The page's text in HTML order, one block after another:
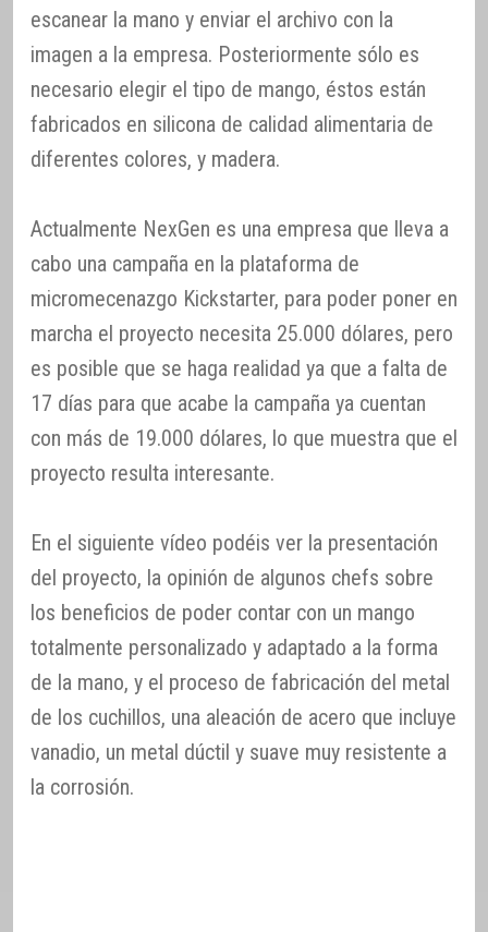
escanear la mano y enviar el archivo con la
imagen a la empresa. Posteriormente sólo es
necesario elegir el tipo de mango, éstos están
fabricados en silicona de calidad alimentaria de
diferentes colores, y madera.
Actualmente NexGen es una empresa que lleva a
cabo una campaña en la plataforma de
micromecenazgo Kickstarter, para poder poner en
marcha el proyecto necesita 25.000 dólares, pero
es posible que se haga realidad ya que a falta de
17 días para que acabe la campaña ya cuentan
con más de 19.000 dólares, lo que muestra que el
proyecto resulta interesante.
En el siguiente vídeo podéis ver la presentación
del proyecto, la opinión de algunos chefs sobre
los beneficios de poder contar con un mango
totalmente personalizado y adaptado a la forma
de la mano, y el proceso de fabricación del metal
de los cuchillos, una aleación de acero que incluye
vanadio, un metal dúctil y suave muy resistente a
la corrosión.